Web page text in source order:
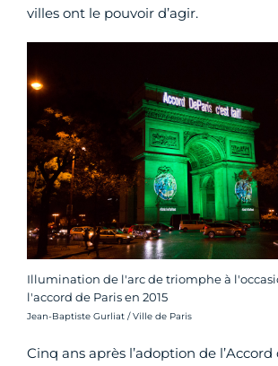
villes ont le pouvoir d’agir.
Illumination de l'arc de triomphe à
l'accord de Paris en 2015
Crédit photo :
Jean-Baptiste Gurliat / Ville de Paris
Cinq ans après l’adoption de